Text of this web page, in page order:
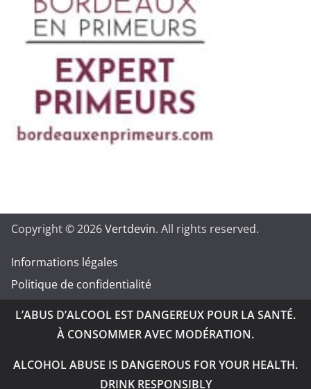
Copyright © 2026Vertdevin. All rights reserved.
Informations légales
Politique de confidentialité
L’ABUS D’ALCOOL EST DANGEREUX POUR LA SANTÉ.
À CONSOMMER AVEC MODÉRATION.
ALCOHOL ABUSE IS DANGEROUS FOR YOUR HEALTH.
DRINK RESPONSIBLY